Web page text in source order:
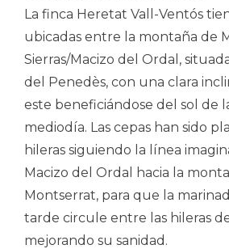
La finca Heretat Vall-Ventós
ubicadas entre la montaña de
Sierras/Macizo del Ordal,
del Penedès, con una clara
este beneficiándose del sol de
mediodía. Las cepas han sido
hileras siguiendo la línea
Macizo del Ordal hacia la
Montserrat, para que la
tarde circule entre las hileras
mejorando su sanidad.